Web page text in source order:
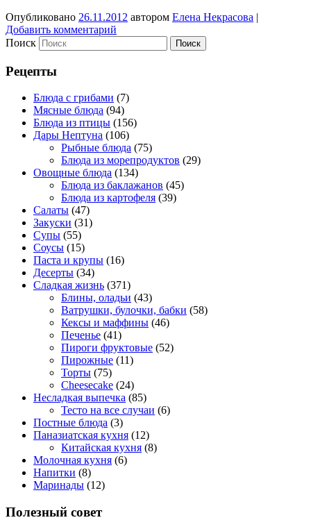
Опубликовано 26.11.2012 автором Елена Некрасова |
Добавить комментарий
Поиск
Рецепты
Блюда с грибами (7)
Мясные блюда (94)
Блюда из птицы (156)
Дары Нептуна (106)
Рыбные блюда (75)
Блюда из морепродуктов (29)
Овощные блюда (134)
Блюда из баклажанов (45)
Блюда из картофеля (39)
Салаты (47)
Закуски (31)
Супы (55)
Соусы (15)
Паста и крупы (16)
Десерты (34)
Сладкая жизнь (371)
Блины, оладьи (43)
Ватрушки, булочки, бабки (58)
Кексы и маффины (46)
Печенье (41)
Пироги фруктовые (52)
Пирожные (11)
Торты (75)
Cheesecake (24)
Несладкая выпечка (85)
Тесто на все случаи (6)
Постные блюда (3)
Паназиатская кухня (12)
Китайская кухня (8)
Молочная кухня (6)
Напитки (8)
Маринады (12)
Полезный совет